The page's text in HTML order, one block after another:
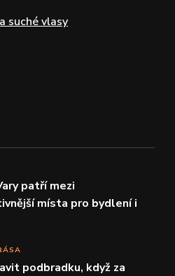
suché vlasy
patří mezi
místa pro bydlení i
podbradku, když za